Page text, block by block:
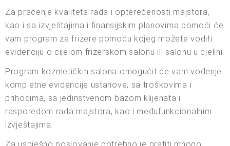
Za praćenje kvaliteta rada i opterećenosti majstora,
kao i sa izvještajima i finansijskim planovima pomoći će
vam program za frizere pomoću kojeg možete voditi
evidenciju o cijelom frizerskom salonu ili salonu u cjelini.
Program kozmetičkih salona omogućit će vam vođenje
kompletne evidencije ustanove, sa troškovima i
prihodima, sa jedinstvenom bazom klijenata i
rasporedom rada majstora, kao i međufunkcionalnim
izvještajima.